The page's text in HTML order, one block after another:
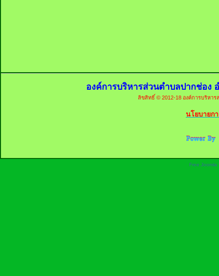
องค์การบริหารส่วนตำบลปากช่อง
ลิขสิทธิ์ © 2012-18 องค์การบริหา
นโยบายก
Free